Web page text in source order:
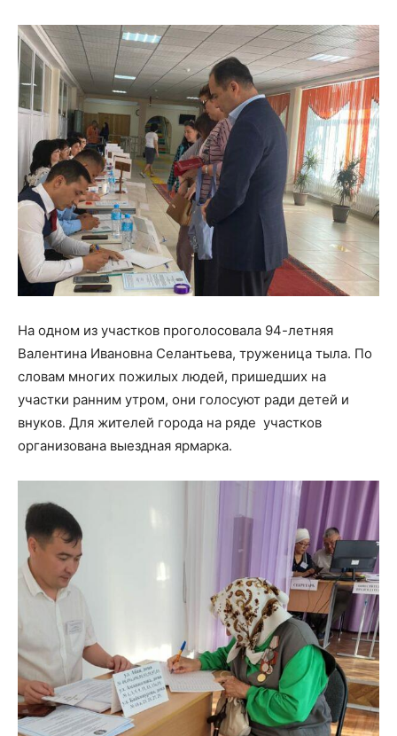
На одном из участков проголосовала 94-летняя
Валентина Ивановна Селантьева, труженица тыла. По
словам многих пожилых людей, пришедших на
участки ранним утром, они голосуют ради детей и
внуков. Для жителей города на ряде участков
организована выездная ярмарка.